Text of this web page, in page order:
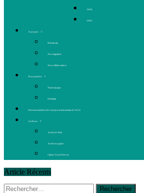
2004
2005
À propos
Échéancier
Nos stagiaires
Nos collaborateurs
Nous joindre
Notre équipe
Publicité
Devenez membre de votre journal et assistez à l’AGA
Archives
Archives Web
Archives papier
Cahier Vivez Prévost
Article Récents
30 juin 2015
Fantaisie et créativité en
Rechercher :